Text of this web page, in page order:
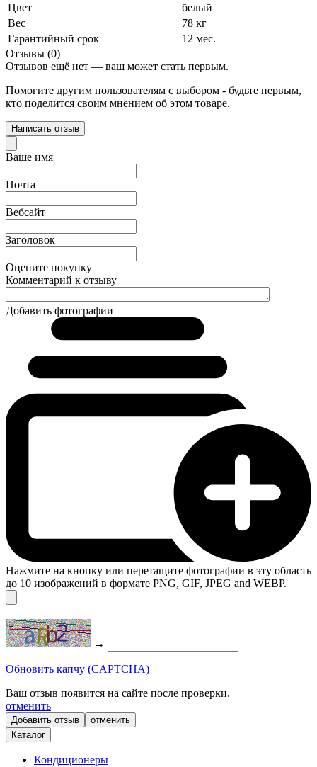
Цвет
белый
Вес
78 кг
Гарантийный срок
12 мес.
Отзывы (0)
Отзывов ещё нет — ваш может стать первым.
Помогите другим пользователям с выбором - будьте первым,
кто поделится своим мнением об этом товаре.
Написать отзыв
Ваше имя
Почта
Вебсайт
Заголовок
Оцените покупку
Комментарий к отзыву
Добавить фотографии
Нажмите на кнопку или перетащите фотографии в эту область
до 10 изображений в формате PNG, GIF, JPEG and WEBP.
→
Обновить капчу (CAPTCHA)
Ваш отзыв появится на сайте после проверки.
отменить
отменить
Каталог
Кондиционеры